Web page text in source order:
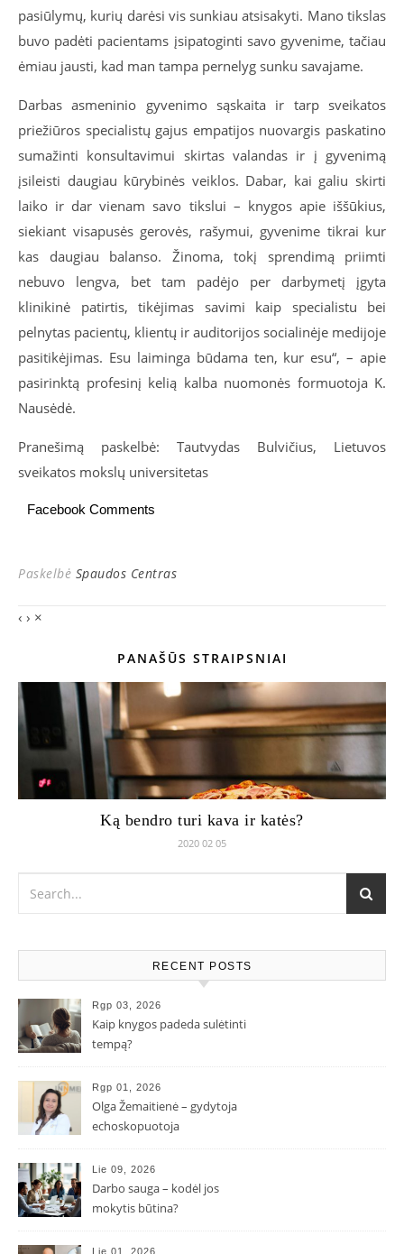
pasiūlymų, kurių darėsi vis sunkiau atsisakyti. Mano tikslas
buvo padėti pacientams įsipatoginti savo gyvenime, tačiau
ėmiau jausti, kad man tampa pernelyg sunku savajame.
Darbas asmeninio gyvenimo sąskaita ir tarp sveikatos
priežiūros specialistų gajus empatijos nuovargis paskatino
sumažinti konsultavimui skirtas valandas ir į gyvenimą
įsileisti daugiau kūrybinės veiklos. Dabar, kai galiu skirti
laiko ir dar vienam savo tikslui – knygos apie iššūkius,
siekiant visapusės gerovės, rašymui, gyvenime tikrai kur
kas daugiau balanso. Žinoma, tokį sprendimą priimti
nebuvo lengva, bet tam padėjo per darbymetį įgyta
klinikinė patirtis, tikėjimas savimi kaip specialistu bei
pelnytas pacientų, klientų ir auditorijos socialinėje medijoje
pasitikėjimas. Esu laiminga būdama ten, kur esu“, – apie
pasirinktą profesinį kelią kalba nuomonės formuotoja K.
Nausėdė.
Pranešimą paskelbė: Tautvydas Bulvičius, Lietuvos
sveikatos mokslų universitetas
Facebook Comments
Paskelbė Spaudos Centras
‹ › ×
PANAŠŪS STRAIPSNIAI
Ką bendro turi kava ir katės?
2020 02 05
RECENT POSTS
Rgp 03, 2026
Kaip knygos padeda sulėtinti
tempą?
Rgp 01, 2026
Olga Žemaitienė – gydytoja
echoskopuotoja
Lie 09, 2026
Darbo sauga – kodėl jos
mokytis būtina?
Lie 01, 2026